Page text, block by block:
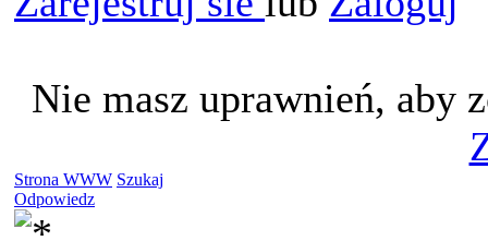
Nie masz uprawnień, aby
Strona WWW Szukaj
Odpowiedz